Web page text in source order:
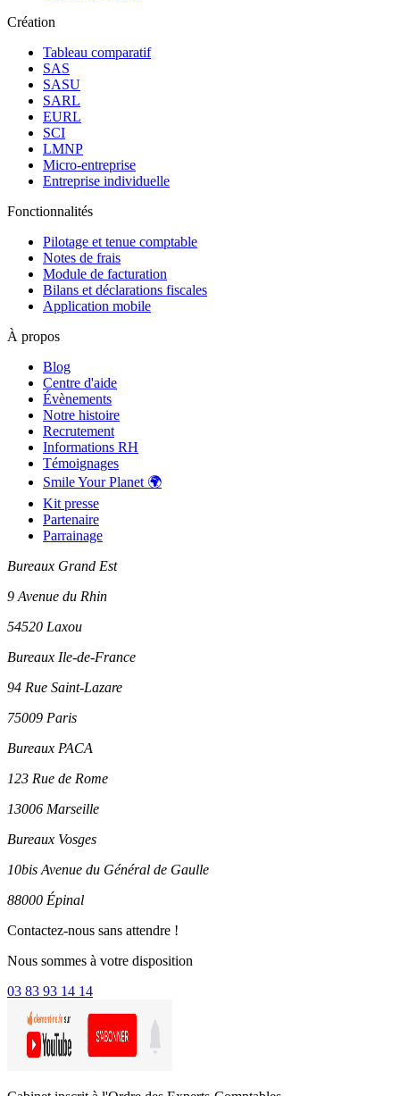
Création
Tableau comparatif
SAS
SASU
SARL
EURL
SCI
LMNP
Micro-entreprise
Entreprise individuelle
Fonctionnalités
Pilotage et tenue comptable
Notes de frais
Module de facturation
Bilans et déclarations fiscales
Application mobile
À propos
Blog
Centre d'aide
Évènements
Notre histoire
Recrutement
Informations RH
Témoignages
Smile Your Planet 🌍
Kit presse
Partenaire
Parrainage
Bureaux Grand Est
9 Avenue du Rhin
54520 Laxou
Bureaux Ile-de-France
94 Rue Saint-Lazare
75009 Paris
Bureaux PACA
123 Rue de Rome
13006 Marseille
Bureaux Vosges
10bis Avenue du Général de Gaulle
88000 Épinal
Contactez-nous sans attendre !
Nous sommes à votre disposition
03 83 93 14 14